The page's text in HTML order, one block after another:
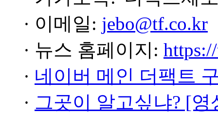
· 이메일: jebo@tf.co.kr
· 뉴스 홈페이지:
· 네이버 메인 더팩트
· 그곳이 알고싶냐? [